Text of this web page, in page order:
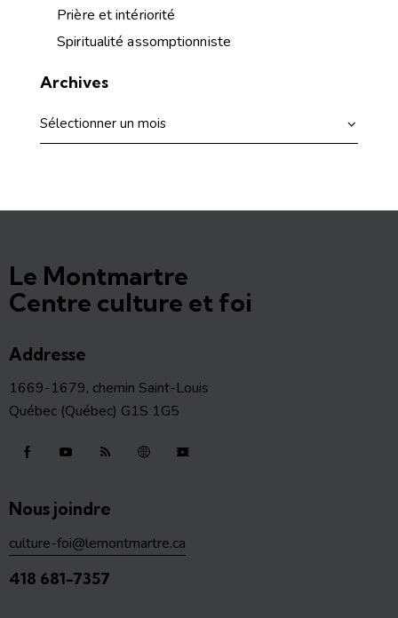
Prière et intériorité
Spiritualité assomptionniste
Archives
Le Montmartre
Centre culture et foi
Addresse
1669-1679, chemin Saint-Louis
Québec (Québec) G1S 1G5
Nous joindre
culture-foi@lemontmartre.ca
418 681-7357